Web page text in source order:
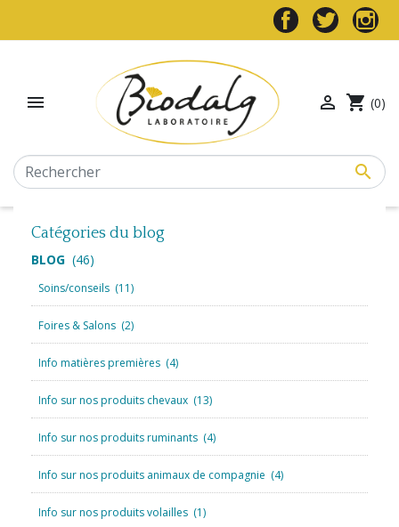


 shopping_cart (0)
Catégories du blog
BLOG (46)
Soins/conseils (11)
Foires & Salons (2)
Info matières premières (4)
Info sur nos produits chevaux (13)
Info sur nos produits ruminants (4)
Info sur nos produits animaux de compagnie (4)
Info sur nos produits volailles (1)